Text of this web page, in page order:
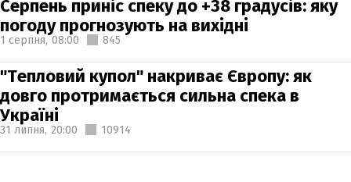
Серпень приніс спеку до +38 градусів: яку
погоду прогнозують на вихідні
1 серпня, 08:00 845
"Тепловий купол" накриває Європу: як
довго протримається сильна спека в
Україні
31 липня, 20:00 10914